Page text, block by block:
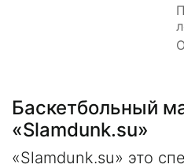
Баскетбольный
«Slamdunk.su»
«Slamdunk.su» это